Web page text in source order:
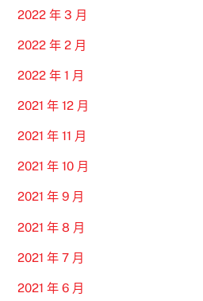
2022 年 3 月
2022 年 2 月
2022 年 1 月
2021 年 12 月
2021 年 11 月
2021 年 10 月
2021 年 9 月
2021 年 8 月
2021 年 7 月
2021 年 6 月